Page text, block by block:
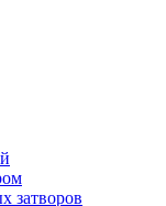
затворов